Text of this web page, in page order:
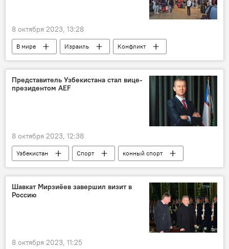
8 октября 2023, 13:28
В мире Израиль
Конфликт
эвакуация
Россия посольство
Представитель Узбекистана стал вице-
президентом AEF
8 октября 2023, 12:38
Узбекистан Спорт
конный спорт
ассоциация
Шавкат Мирзиёев завершил визит в
Россию
8 октября 2023, 11:25